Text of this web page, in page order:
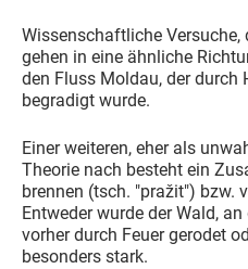
Wissenschaftliche
gehen in eine ähnliche
den Fluss Moldau, der durch
begradigt wurde.
Einer weiteren, eher als
Theorie nach besteht ein
brennen (tsch. "pražit") bzw.
Entweder wurde der Wald,
vorher durch Feuer gerodet
besonders stark.